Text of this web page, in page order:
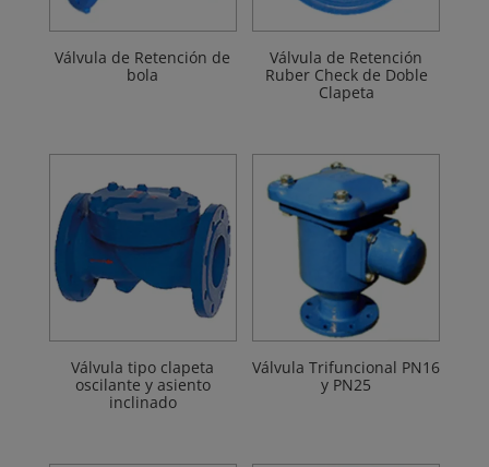
Válvula de Retención de
bola
Válvula de Retención
Ruber Check de Doble
Clapeta
Válvula tipo clapeta
oscilante y asiento
inclinado
Válvula Trifuncional PN16
y PN25